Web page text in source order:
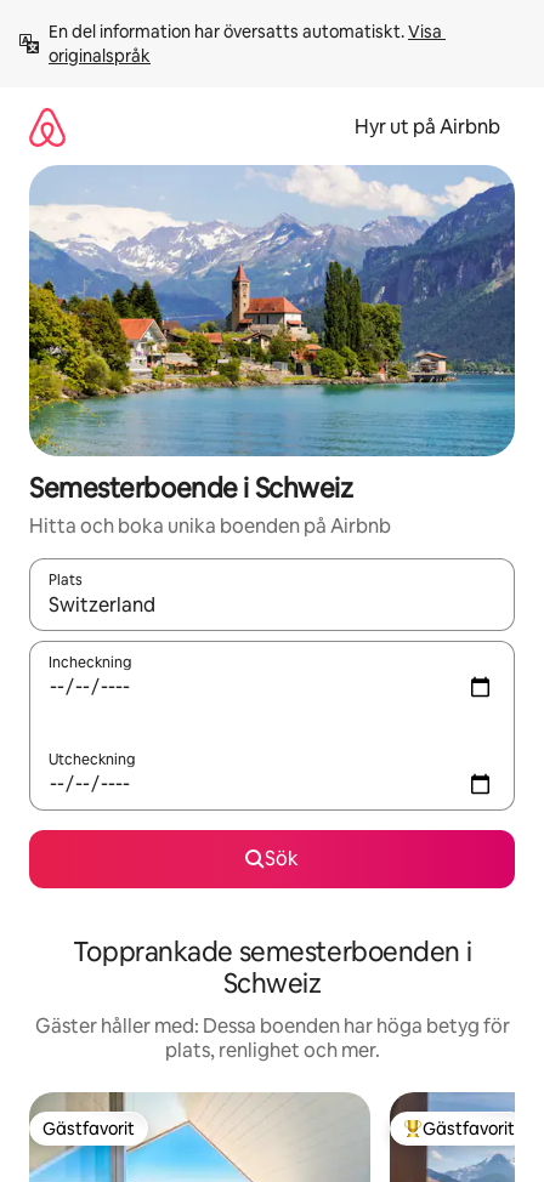
innehåll
En del information har översatts automatiskt. Visa
originalspråk
Hyr ut på Airbnb
Semesterboende i Schweiz
Hitta och boka unika boenden på Airbnb
Plats
När resultaten är tillgängliga kan du navigera med upp- och
Incheckning
Utcheckning
Sök
Topprankade semesterboenden i
Schweiz
Gäster håller med: Dessa boenden har höga betyg för
plats, renlighet och mer.
Gästfavorit
Gästfavorit Populär
Gästfavorit